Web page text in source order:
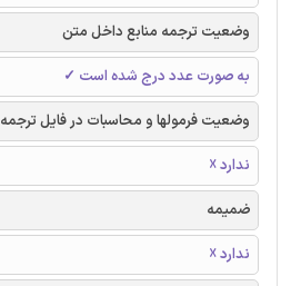
وضعیت ترجمه منابع داخل متن
به صورت عدد درج شده است ✓
وضعیت فرمولها و محاسبات در فایل ترجمه
ندارد ☓
ضمیمه
ندارد ☓